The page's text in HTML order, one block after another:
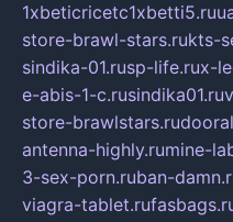
1xbeticricetc1xbetti5.ru
store-brawl-stars.rukts-
sindika-01.rusp-life.rux-
e-abis-1-c.rusindika01.ru
store-brawlstars.ru
antenna-highly.rumine-
3-sex-porn.ruban-
viagra-tablet.ru